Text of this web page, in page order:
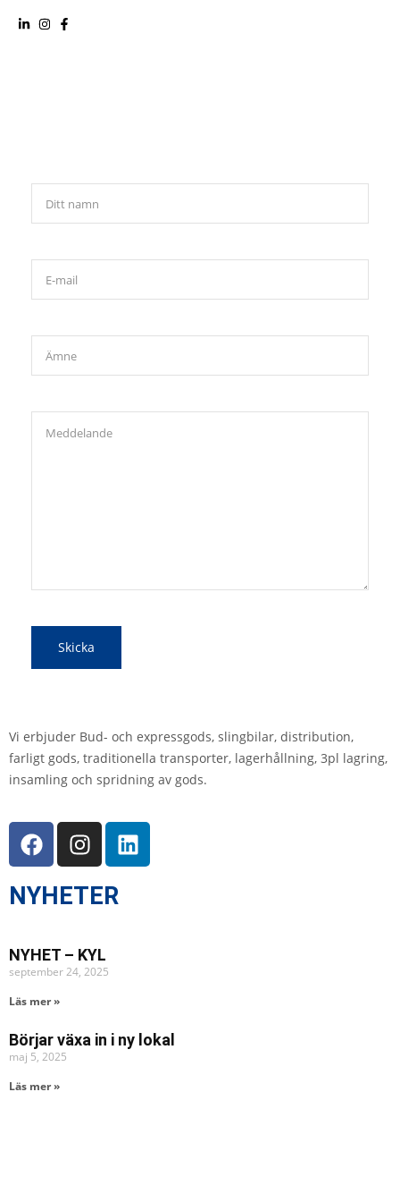
Vi erbjuder Bud- och expressgods, slingbilar, distribution,
farligt gods, traditionella transporter, lagerhållning, 3pl lagring,
insamling och spridning av gods.
NYHETER
NYHET – KYL
september 24, 2025
Läs mer »
Börjar växa in i ny lokal
maj 5, 2025
Läs mer »